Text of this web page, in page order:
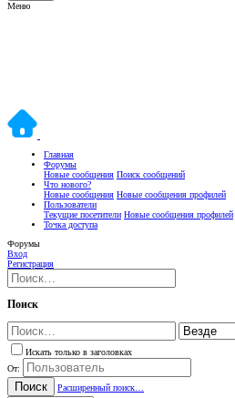
Меню
Главная
Форумы
Новые сообщения Поиск сообщений
Что нового?
Новые сообщения Новые сообщения профилей
Пользователи
Текущие посетители Новые сообщения профилей
Точка доступа
Форумы
Вход
Регистрация
Поиск
Искать только в заголовках
От:
Поиск Расширенный поиск…